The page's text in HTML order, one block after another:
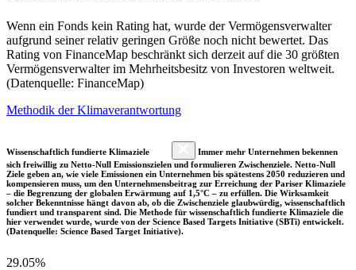
Wenn ein Fonds kein Rating hat, wurde der Vermögensverwalter
aufgrund seiner relativ geringen Größe noch nicht bewertet. Das
Rating von FinanceMap beschränkt sich derzeit auf die 30 größten
Vermögensverwalter im Mehrheitsbesitz von Investoren weltweit.
(Datenquelle: FinanceMap)
Methodik der Klimaverantwortung
Wissenschaftlich fundierte Klimaziele
Immer mehr Unternehmen bekennen
sich freiwillig zu Netto-Null Emissionszielen und formulieren Zwischenziele. Netto-Null
Ziele geben an, wie viele Emissionen ein Unternehmen bis spätestens 2050 reduzieren und
kompensieren muss, um den Unternehmensbeitrag zur Erreichung der Pariser Klimaziele
– die Begrenzung der globalen Erwärmung auf 1,5°C – zu erfüllen. Die Wirksamkeit
solcher Bekenntnisse hängt davon ab, ob die Zwischenziele glaubwürdig, wissenschaftlich
fundiert und transparent sind. Die Methode für wissenschaftlich fundierte Klimaziele die
hier verwendet wurde, wurde von der Science Based Targets Initiative (SBTi) entwickelt.
(Datenquelle: Science Based Target Initiative).
29.05%